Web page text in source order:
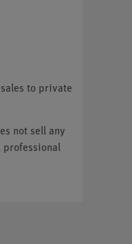
to private
not sell any
professional